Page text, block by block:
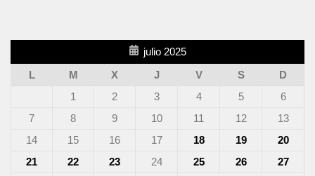
julio 2025
L
M X J V S
D
1
2 3 4 5
6
7
8 9 10 11 12
13
14
15 16 17 18 19
20
21
22 23 24 25 26
27